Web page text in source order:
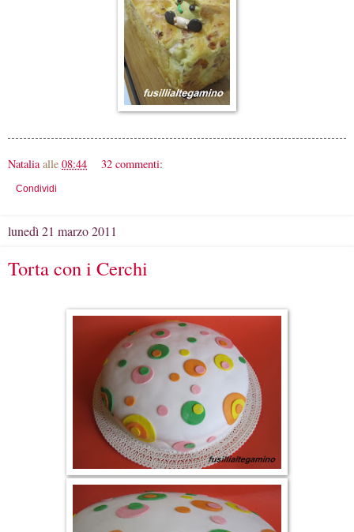
Natalia alle 08:44 32 commenti:
Condividi
lunedì 21 marzo 2011
Torta con i Cerchi